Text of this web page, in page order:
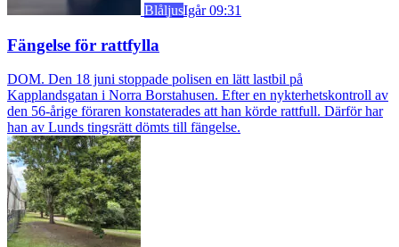
BlåljusIgår 09:31
Fängelse för rattfylla
DOM. Den 18 juni stoppade polisen en lätt lastbil på
Kapplandsgatan i Norra Borstahusen. Efter en nykterhetskontroll av
den 56-årige föraren konstaterades att han körde rattfull. Därför har
han av Lunds tingsrätt dömts till fängelse.